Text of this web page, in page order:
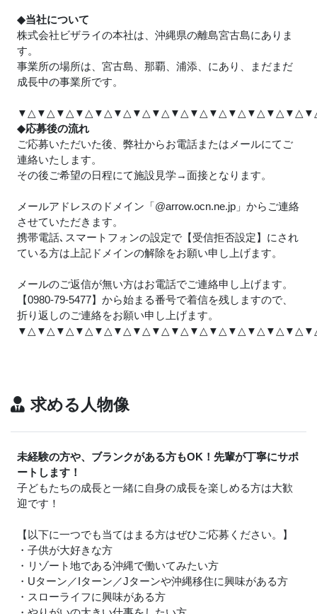
◆当社について
株式会社ビザライの本社は、沖縄県の離島宮古島にありま
す。
事業所の場所は、宮古島、那覇、浦添、にあり、まだまだ
成長中の事業所です。
◆応募後の流れ
ご応募いただいた後、弊社からお電話またはメールにてご
連絡いたします。
その後ご希望の日程にて施設見学→面接となります。
メールアドレスのドメイン「@arrow.ocn.ne.jp」からご連絡
させていただきます。
携帯電話､スマートフォンの設定で【受信拒否設定】にされ
ている方は上記ドメインの解除をお願い申し上げます。
メールのご返信が無い方はお電話でご連絡申し上げます。
【0980-79-5477】から始まる番号で着信を残しますので、
折り返しのご連絡をお願い申し上げます。
求める人物像
未経験の方や、ブランクがある方もOK！先輩が丁寧にサポ
ートします！
子どもたちの成長と一緒に自身の成長を楽しめる方は大歓
迎です！
【以下に一つでも当てはまる方はぜひご応募ください。】
・子供が大好きな方
・リゾート地である沖縄で働いてみたい方
・Uターン／Iターン／Jターンや沖縄移住に興味がある方
・スローライフに興味がある方